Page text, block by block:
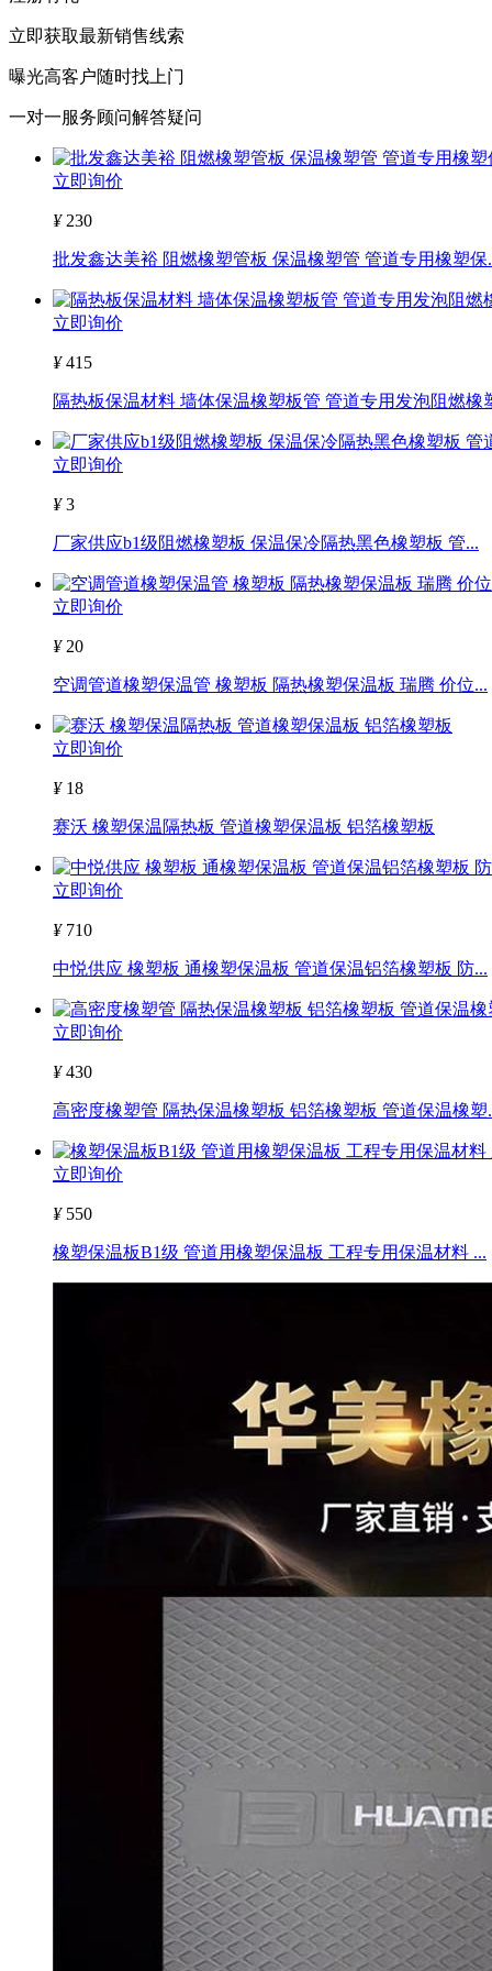
立即获取最新销售线索
曝光高客户随时找上门
一对一服务顾问解答疑问
立即询价
¥ 230
批发鑫达美裕 阻燃橡塑管板 保温橡塑管 管道专用橡塑保
立即询价
¥415
隔热板保温材料 墙体保温橡塑板管 管道专用发泡阻燃橡
立即询价
¥3
厂家供应b1级阻燃橡塑板 保温保冷隔热黑色橡塑板 管...
立即询价
¥ 20
空调管道橡塑保温管 橡塑板 隔热橡塑保温板 瑞腾 价位...
立即询价
¥ 18
赛沃 橡塑保温隔热板 管道橡塑保温板 铝箔橡塑板
立即询价
¥ 710
中悦供应 橡塑板 通橡塑保温板 管道保温铝箔橡塑板 防...
立即询价
¥430
高密度橡塑管 隔热保温橡塑板 铝箔橡塑板 管道保温橡塑
立即询价
¥ 550
橡塑保温板B1级 管道用橡塑保温板 工程专用保温材料 ...